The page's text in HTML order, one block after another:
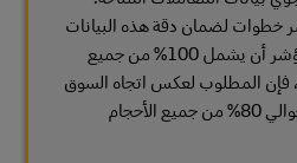
خطوات لضمان دقة هذه البيانات
واستقلاليتها، لا يمكن لأي مؤشر أن يشمل 100% من جميع
فإن المطلوب لعكس اتجاه السوق
هو حجم عينة مناسب يبلغ حوالي 80% من جميع الأحجام